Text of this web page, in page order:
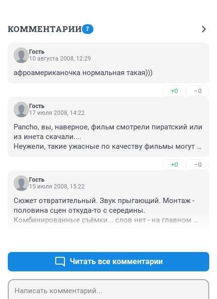
КОММЕНТАРИИ 7
Гость
10 августа 2008, 12:29
афроамериканочка нормальная такая)))
+0 –0
Гость
17 июля 2008, 14:22
Pancho, вы, наверное, фильм смотрели пиратский или
из инета скачали....
Неужели, такие ужасные по качеству фильмы могут
+0 –0
Гость
15 июля 2008, 15:22
Сюжет отвратительный. Звук прыгающий. Монтаж -
половина сцен откуда-то с середины.
Комбинированные съёмки... слов нет - на главном
Читать все комментарии